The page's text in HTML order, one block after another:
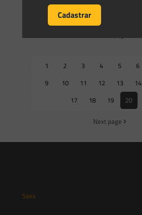
1 2 3 4 5 6
9
10 11 12 13 14
17
18 19 20
Next page
Saes